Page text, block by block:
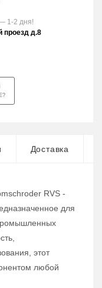
1-2 дня!
проезд д.8
Доставка
RVS -
для
этот
любой